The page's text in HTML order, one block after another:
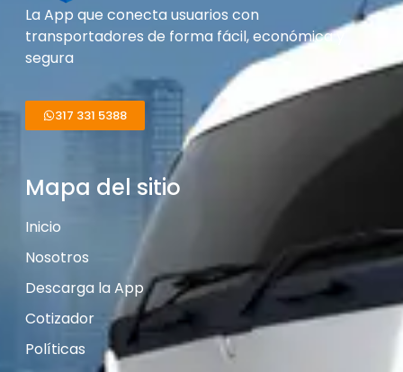
La App que conecta usuarios con
transportadores de forma fácil, económica y
segura
317 331 5388
Mapa del sitio
Inicio
Nosotros
Descarga la App
Cotizador
Políticas